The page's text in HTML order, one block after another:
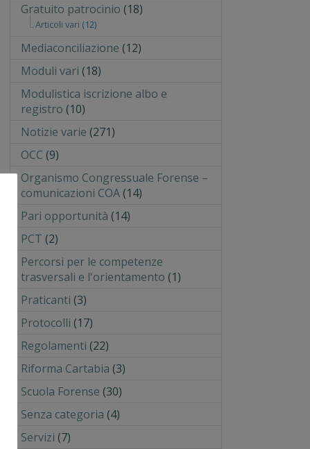
Gratuito patrocinio (18)
Articoli vari (12)
Mediaconciliazione (12)
Moduli vari (18)
Modulistica iscrizione albo e
registro (10)
Notizie varie (271)
OCC (9)
Organismo Congressuale Forense –
comunicazioni COA(14)
Pari opportunità (14)
PCT (2)
Percorsi per le competenze
trasversali e l'orientamento (1)
Praticanti (3)
Protocolli (17)
Regolamenti (22)
Riforma Cartabia (3)
Scuola Forense (30)
Senza categoria (4)
Servizi (7)